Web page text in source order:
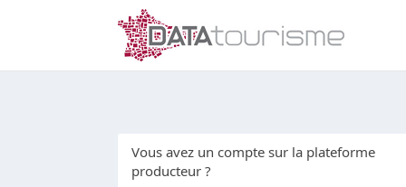
Vous avez un compte sur la plateforme
producteur ?